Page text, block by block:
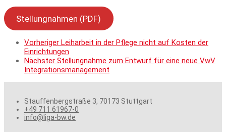
Stellungnahmen (PDF)
Vorheriger Leiharbeit in der Pflege nicht auf Kosten der
Einrichtungen
Nächster Stellungnahme zum Entwurf für eine neue VwV
Integrationsmanagement
Stauffenbergstraße 3, 70173 Stuttgart
+49 711 61967-0
info@liga-bw.de